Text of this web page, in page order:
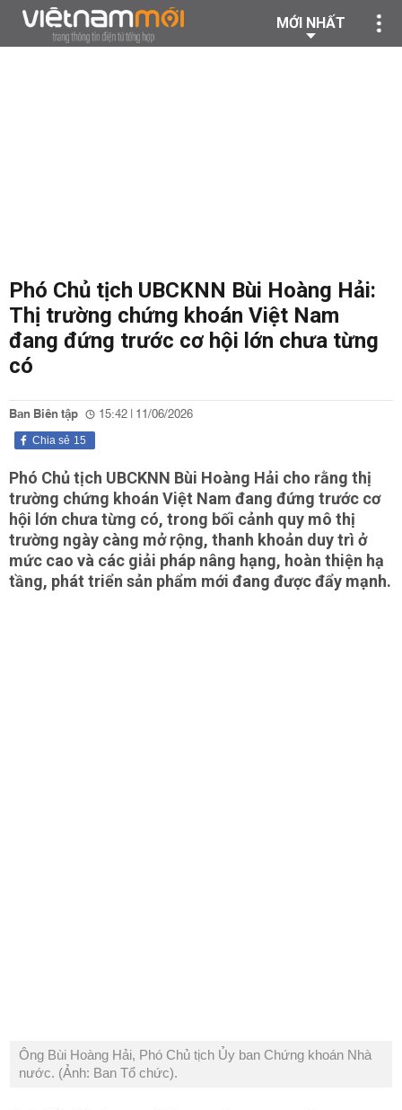
MỚI NHẤT
Phó Chủ tịch UBCKNN Bùi Hoàng Hải:
Thị trường chứng khoán Việt Nam
đang đứng trước cơ hội lớn chưa từng
có
Ban Biên tập 15:42 | 11/06/2026
15
Chia sẻ
Phó Chủ tịch UBCKNN Bùi Hoàng Hải cho rằng thị
trường chứng khoán Việt Nam đang đứng trước cơ
hội lớn chưa từng có, trong bối cảnh quy mô thị
trường ngày càng mở rộng, thanh khoản duy trì ở
mức cao và các giải pháp nâng hạng, hoàn thiện hạ
tầng, phát triển sản phẩm mới đang được đẩy mạnh.
Ông Bùi Hoàng Hải, Phó Chủ tịch Ủy ban Chứng khoán Nhà
nước. (Ảnh: Ban Tổ chức).